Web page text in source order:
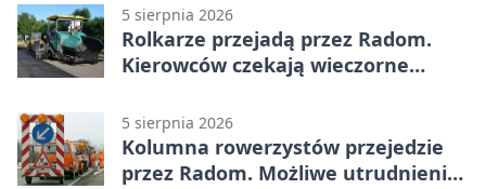
5 sierpnia 2026
Rolkarze przejadą przez Radom.
Kierowców czekają wieczorne
5 sierpnia 2026
Kolumna rowerzystów przejedzie
przez Radom. Możliwe utrudnienia